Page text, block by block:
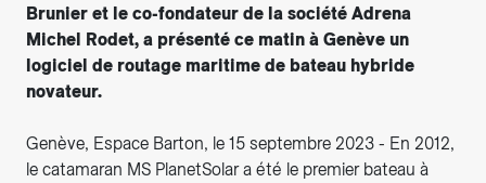
Brunier et le co-fondateur de la société Adrena
Michel Rodet, a présenté ce matin à Genève un
logiciel de routage maritime de bateau hybride
novateur.
Genève, Espace Barton, le 15 septembre 2023 - En 2012,
le catamaran MS PlanetSolar a été le premier bateau à